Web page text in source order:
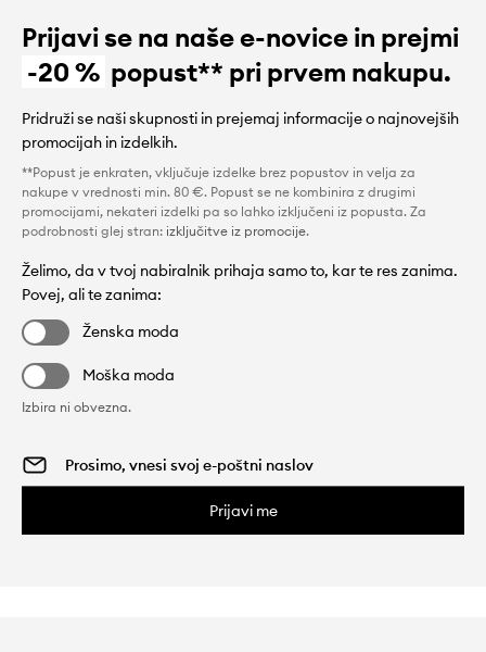
Prijavi se na naše e-novice in prejmi
-20 % popust** pri prvem nakupu.
Pridruži se naši skupnosti in prejemaj informacije o najnovejših
promocijah in izdelkih.
**Popust je enkraten, vključuje izdelke brez popustov in velja za
nakupe v vrednosti min. 80 €. Popust se ne kombinira z drugimi
promocijami, nekateri izdelki pa so lahko izključeni iz popusta. Za
podrobnosti glej stran: izključitve iz promocije.
Želimo, da v tvoj nabiralnik prihaja samo to, kar te res zanima.
Povej, ali te zanima:
Ženska moda
Moška moda
Izbira ni obvezna.
Prijavi me